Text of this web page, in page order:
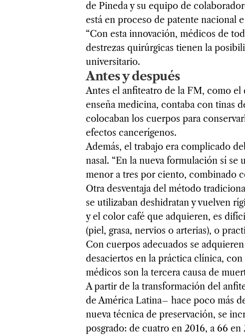
de Pineda y su equipo de
está en proceso de patente nacional
“Con esta innovación, médicos de
destrezas quirúrgicas tienen la
universitario.
Antes y después
Antes el anfiteatro de la FM, como
enseña medicina, contaba con tinas
colocaban los cuerpos para
efectos cancerígenos.
Además, el trabajo era complicado
nasal. “En la nueva formulación sí
menor a tres por ciento, combinado
Otra desventaja del método
se utilizaban deshidratan y vuelven
y el color café que adquieren, es
(piel, grasa, nervios o arterias), o
Con cuerpos adecuados se
desaciertos en la práctica clínica,
médicos son la tercera causa de
A partir de la transformación del
de América Latina– hace poco más
nueva técnica de preservación, se
posgrado: de cuatro en 2016, a 66 en